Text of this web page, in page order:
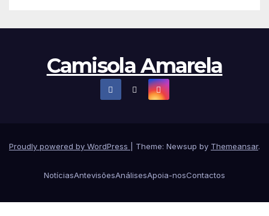
Camisola Amarela
Proudly powered by WordPress Theme: Newsup by Themeansar.
NotíciasAntevisõesAnálisesApoia-nosContactos